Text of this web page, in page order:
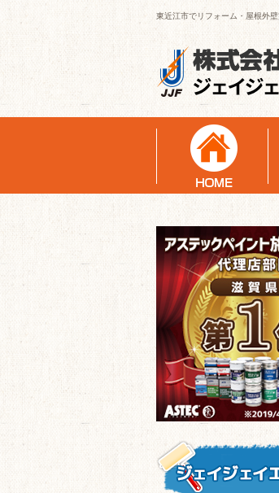
東近江市でリフォーム・屋根外